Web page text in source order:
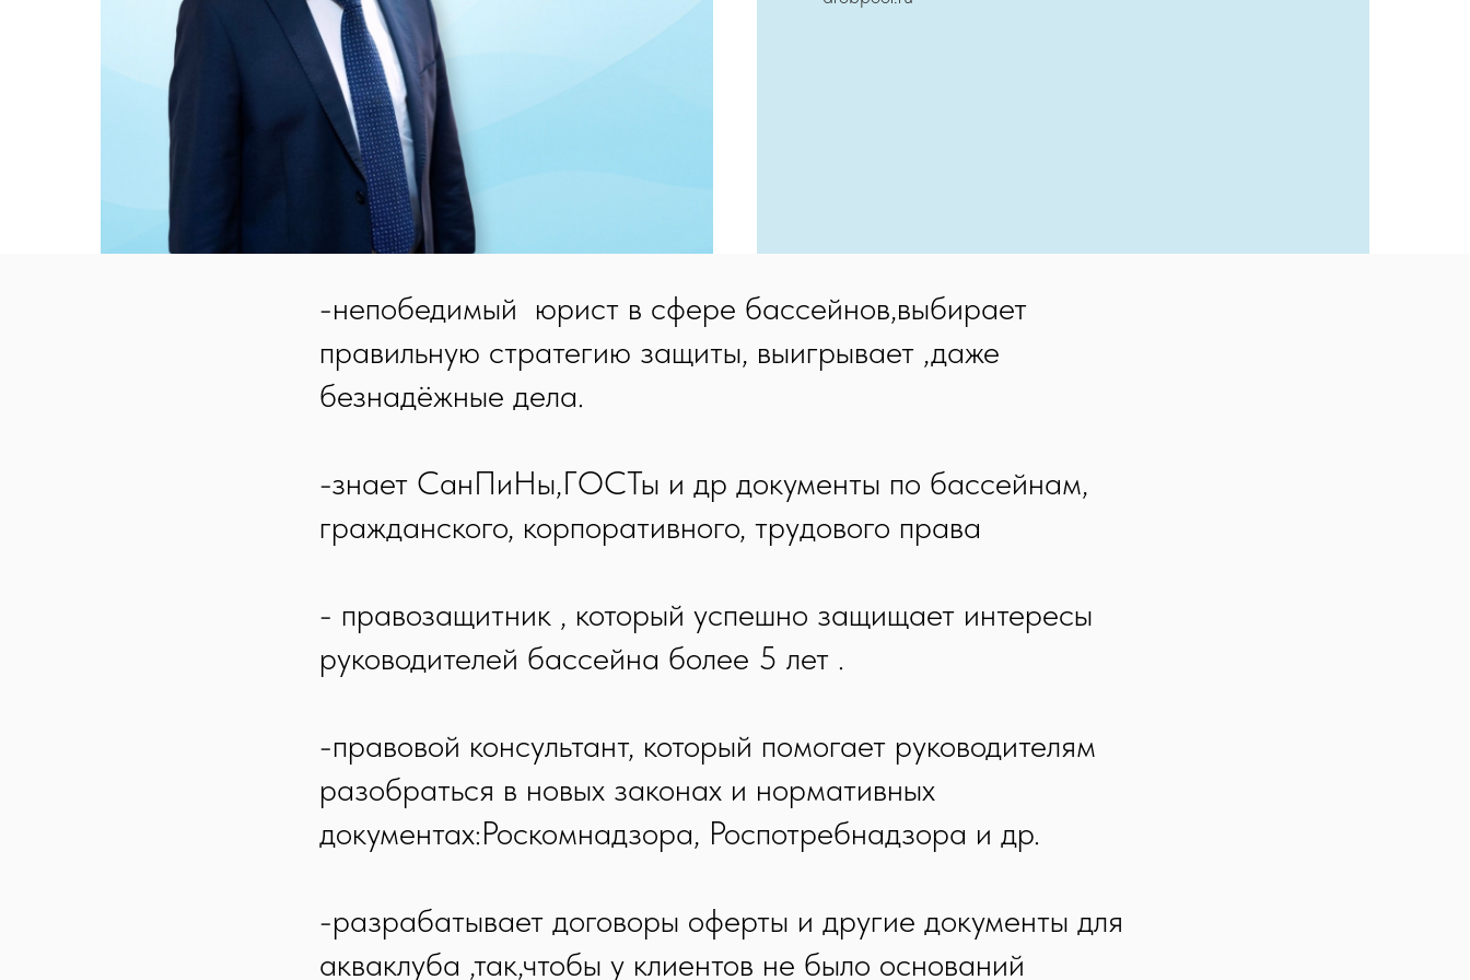
-непобедимый юрист в сфере бассейнов,выбирает
правильную стратегию защиты, выигрывает ,даже
безнадёжные дела.
-знает СанПиНы,ГОСТы и др документы по бассейнам,
гражданского, корпоративного, трудового права
- правозащитник , который успешно защищает интересы
руководителей бассейна более 5 лет .
-правовой консультант, который помогает руководителям
разобраться в новых законах и нормативных
документах:Роскомнадзора, Роспотребнадзора и др.
-разрабатывает договоры оферты и другие документы для
акваклуба ,так,чтобы у клиентов не было оснований